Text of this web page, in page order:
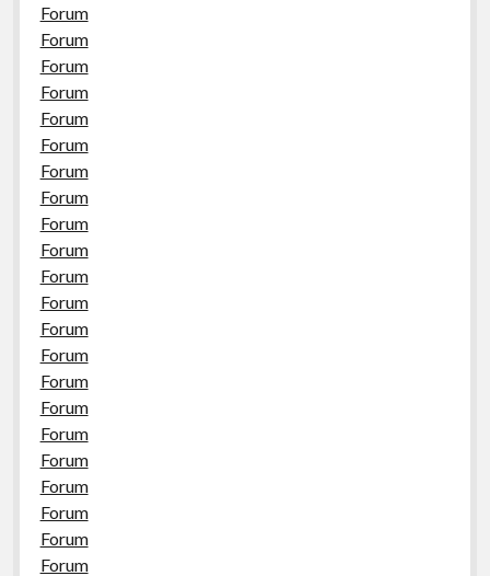
Forum
Forum
Forum
Forum
Forum
Forum
Forum
Forum
Forum
Forum
Forum
Forum
Forum
Forum
Forum
Forum
Forum
Forum
Forum
Forum
Forum
Forum